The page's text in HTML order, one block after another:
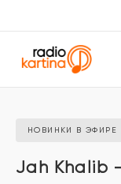
НОВИНКИ В ЭФИРЕ
Jah Khalib